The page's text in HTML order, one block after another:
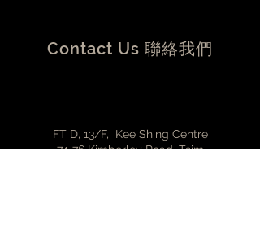
Contact Us 聯絡我們
FT D, 13/F, Kee Shing Centre
74-76 Kimberley Road, Tsim